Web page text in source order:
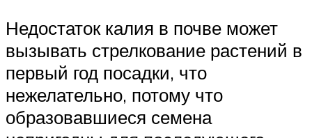
Недостаток калия в почве может
вызывать стрелкование растений в
первый год посадки, что
нежелательно, потому что
образовавшиеся семена